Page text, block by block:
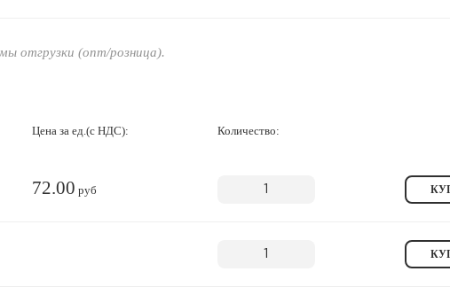
отгрузки (опт/розница).
Цена за ед.(с НДС): Количество:
72.00 руб